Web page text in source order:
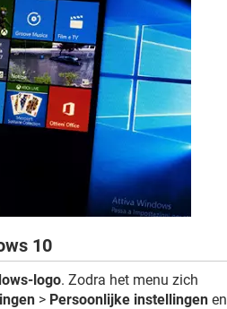
10
logo. Zodra het menu zich
> Persoonlijke instellingen en